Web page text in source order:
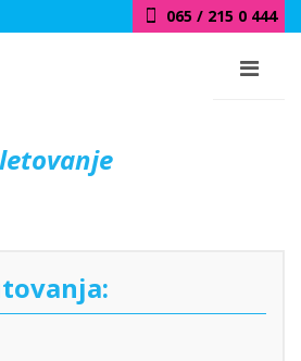
065 / 215 0 444